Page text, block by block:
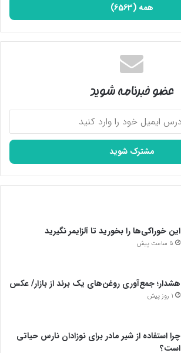
همه (6563)
عضو خبرنامه شوید
این خوراکی‌ها را بخورید تا آلزایمر نگیرید
5 ساعت پیش
هشدار؛ جمع‌آوری روغن‌های یک برند از بازار/ عکس
1 روز پیش
چرا استفاده از شیر مادر برای نوزادان نارس حیاتی
است؟